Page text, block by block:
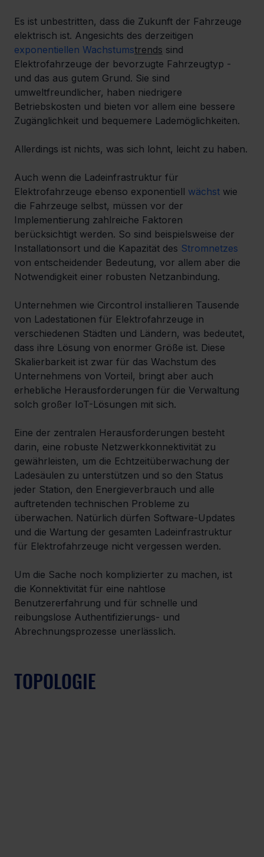
Es ist unbestritten, dass die Zukunft der Fahrzeuge
elektrisch ist. Angesichts des derzeitigen
exponentiellen Wachstumstrends sind
Elektrofahrzeuge der bevorzugte Fahrzeugtyp -
und das aus gutem Grund. Sie sind
umweltfreundlicher, haben niedrigere
Betriebskosten und bieten vor allem eine bessere
Zugänglichkeit und bequemere Lademöglichkeiten.
Allerdings ist nichts, was sich lohnt, leicht zu haben.
Auch wenn die Ladeinfrastruktur für
Elektrofahrzeuge ebenso exponentiell wächst wie
die Fahrzeuge selbst, müssen vor der
Implementierung zahlreiche Faktoren
berücksichtigt werden. So sind beispielsweise der
Installationsort und die Kapazität des Stromnetzes
von entscheidender Bedeutung, vor allem aber die
Notwendigkeit einer robusten Netzanbindung.
Unternehmen wie Circontrol installieren Tausende
von Ladestationen für Elektrofahrzeuge in
verschiedenen Städten und Ländern, was bedeutet,
dass ihre Lösung von enormer Größe ist. Diese
Skalierbarkeit ist zwar für das Wachstum des
Unternehmens von Vorteil, bringt aber auch
erhebliche Herausforderungen für die Verwaltung
solch großer IoT-Lösungen mit sich.
Eine der zentralen Herausforderungen besteht
darin, eine robuste Netzwerkkonnektivität zu
gewährleisten, um die Echtzeitüberwachung der
Ladesäulen zu unterstützen und so den Status
jeder Station, den Energieverbrauch und alle
auftretenden technischen Probleme zu
überwachen. Natürlich dürfen Software-Updates
und die Wartung der gesamten Ladeinfrastruktur
für Elektrofahrzeuge nicht vergessen werden.
Um die Sache noch komplizierter zu machen, ist
die Konnektivität für eine nahtlose
Benutzererfahrung und für schnelle und
reibungslose Authentifizierungs- und
Abrechnungsprozesse unerlässlich.
TOPOLOGIE